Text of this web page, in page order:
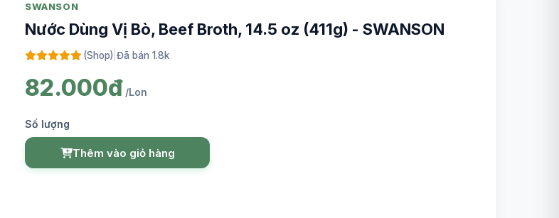
SWANSON
Nước Dùng Vị Bò, Beef Broth, 14.5 oz (411g) - SWANSON
(Shop) Đã bán 1.8k
82.000đ /Lon
Số lượng
Thêm vào giỏ hàng